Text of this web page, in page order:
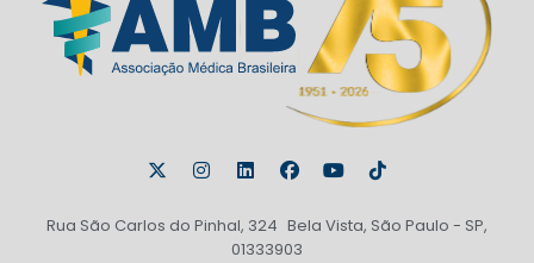
Rua São Carlos do Pinhal, 324 Bela Vista, São Paulo - SP,
01333903